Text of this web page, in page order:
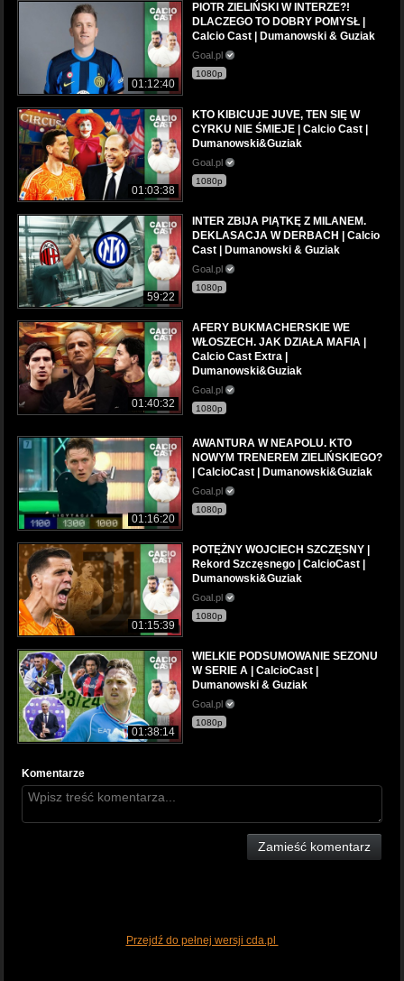
01:12:40
PIOTR ZIELIŃSKI W INTERZE?!
DLACZEGO TO DOBRY POMYSŁ |
Calcio Cast | Dumanowski & Guziak
Goal.pl
1080p
01:03:38
KTO KIBICUJE JUVE, TEN SIĘ W
CYRKU NIE ŚMIEJE | Calcio Cast |
Dumanowski&Guziak
Goal.pl
1080p
59:22
INTER ZBIJA PIĄTKĘ Z MILANEM.
DEKLASACJA W DERBACH | Calcio
Cast | Dumanowski & Guziak
Goal.pl
1080p
01:40:32
AFERY BUKMACHERSKIE WE
WŁOSZECH. JAK DZIAŁA MAFIA |
Calcio Cast Extra |
Dumanowski&Guziak
Goal.pl
1080p
01:16:20
AWANTURA W NEAPOLU. KTO
NOWYM TRENEREM ZIELIŃSKIEGO?
| CalcioCast | Dumanowski&Guziak
Goal.pl
1080p
01:15:39
POTĘŻNY WOJCIECH SZCZĘSNY |
Rekord Szczęsnego | CalcioCast |
Dumanowski&Guziak
Goal.pl
1080p
01:38:14
WIELKIE PODSUMOWANIE SEZONU
W SERIE A | CalcioCast |
Dumanowski & Guziak
Goal.pl
1080p
Komentarze
Zamieść komentarz
Przejdź do pełnej wersji cda.pl